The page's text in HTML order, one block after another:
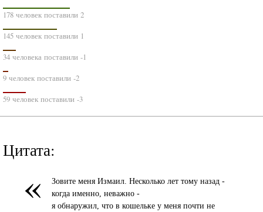
178 человек поставили 2
145 человек поставили 1
34 человека поставили -1
9 человек поставили -2
59 человек поставили -3
Цитата:
«
Зовите меня Измаил. Несколько лет тому назад -
когда именно, неважно -
я обнаружил, что в кошельке у меня почти не